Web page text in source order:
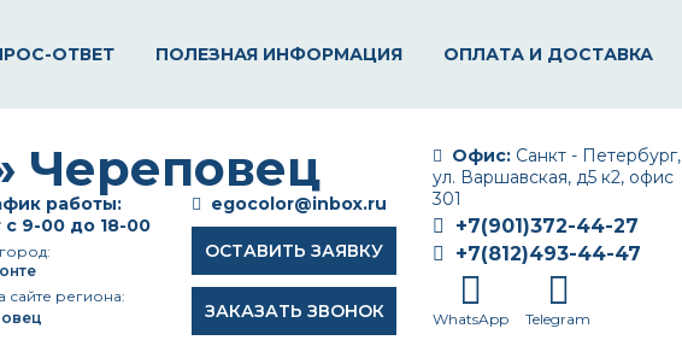
ОТВЕТ ПОЛЕЗНАЯ ИНФОРМАЦИЯ ОПЛАТА И ДОСТАВКА
Офис: Санкт - Петербург,
ул. Варшавская, д5 к2, офис
301
+7(901)372-44-27
+7(812)493-44-47
WhatsApp Telegram
egocolor@inbox.ru
ОСТАВИТЬ ЗАЯВКУ
ЗАКАЗАТЬ ЗВОНОК
работы:
с 9-00 до 18-00
сайте региона: